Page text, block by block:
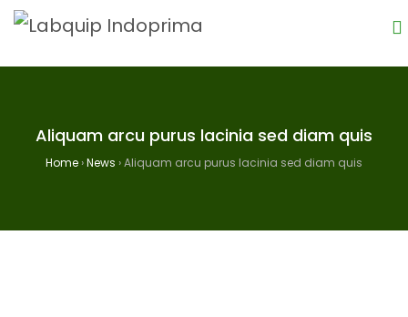
Aliquam arcu purus lacinia sed diam quis
Home›News ›Aliquam arcu purus lacinia sed diam quis